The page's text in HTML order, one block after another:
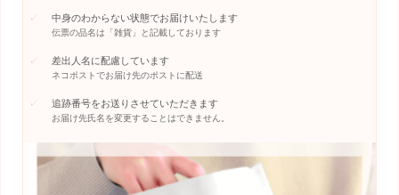
中身のわからない状態でお届けいたします
伝票の品名は「雑貨」と記載しております
差出人名に配慮しています
ネコポストでお届け先のポストに配送
追跡番号をお送りさせていただきます
お届け先氏名を変更することはできません。